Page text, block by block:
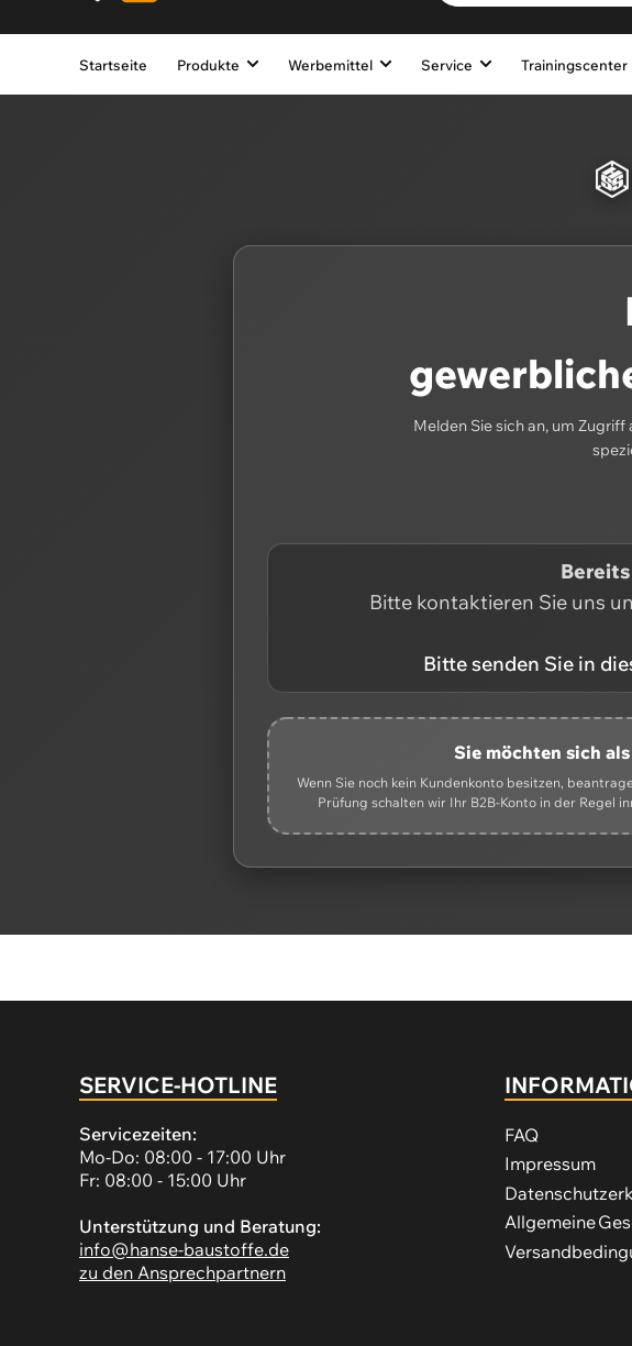
Startseite Produkte Werbemittel Service Trainingscenter
Melden Sie sich an, um
Bitte kontaktieren Sie uns
Bitte senden Sie in
Sie möchten sich
Wenn Sie noch kein Kundenkonto besitzen,
Prüfung schalten wir Ihr B2B-Konto in der Regel
SERVICE-HOTLINE
Servicezeiten:
Mo-Do: 08:00 - 17:00 Uhr
Fr: 08:00 - 15:00 Uhr
Unterstützung und Beratung:
info@hanse-baustoffe.de
zu den Ansprechpartnern
FAQ
Impressum
Allgemeine